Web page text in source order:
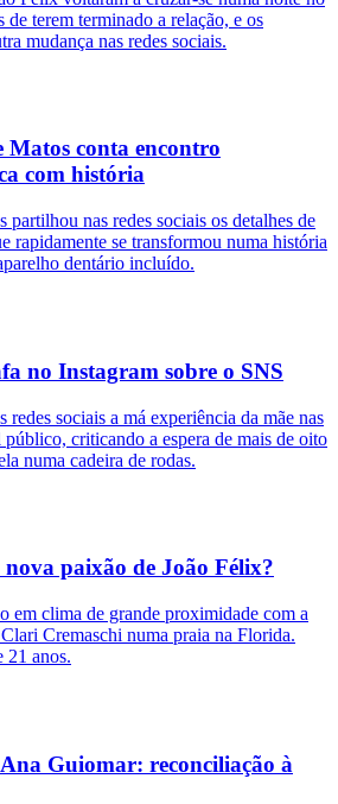
de terem terminado a relação, e os
mudança nas redes sociais.
conta encontro
com história
nas redes sociais os detalhes de
rapidamente se transformou numa história
dentário incluído.
no Instagram sobre o SNS
redes sociais a má experiência da mãe nas
criticando a espera de mais de oito
numa cadeira de rodas.
paixão de João Félix?
em clima de grande proximidade com a
Cremaschi numa praia na Florida.
21 anos.
Guiomar: reconciliação à